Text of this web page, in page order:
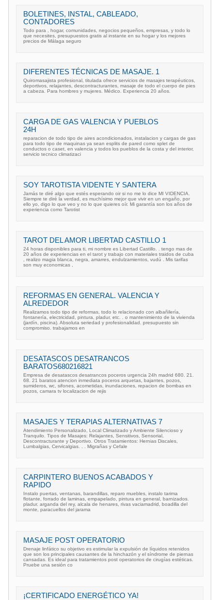
BOLETINES, INSTAL, CABLEADO,
CONTADORES
Todo para , hogar, comunidades, negocios pequeños, empresas, y todo lo
que necesites, presupuestos gratis al instante en su hogar y los mejores
precios de Málaga seguro
DIFERENTES TÉCNICAS DE MASAJE. 1
Quiromasajista profesional, titulada ofrece servicios de masajes terapéuticos,
deportivos, relajantes, descontracturantes, masaje de todo el cuerpo de pies
a cabeza. Para hombres y mujeres. Médico. Experiencia 20 años.
CARGA DE GAS VALENCIA Y PUEBLOS
24H
reparacion de todo tipo de aires acondicionados, instalacion y cargas de gas
para todo tipo de maquinas ya sean esplits de pared como splet de
conductos o caset, en valencia y todos los pueblos de la costa y del interior,
servicio tecnico climatizaci
SOY TAROTISTA VIDENTE Y SANTERA
Jamás te diré algo que estés esperando oir si no me lo dice MI VIDENCIA.
Siempre te diré la verdad, es muchísimo mejor que vivir en un engaño, por
ello yo, digo lo que veo y no lo que quieres oír. Mi garantía son los años de
experiencia como Tarotist
TAROT DEL AMOR LIBERTAD CASTILLO 1
24 horas disponibles para ti, mi nombre es Libertad Castillo. . tengo mas de
20 años de experiencias en el tarot y trabajo con materiales traidos de cuba
, realizo magia blanca, negra, amarres, endulzamientos, vudú . Mis tarifas
son muy economicas ,
REFORMAS EN GENERAL. VALENCIA Y
ALREDEDOR
Realizamos todo tipo de reformas, todo lo relacionado con albañilería,
fontanería, electricidad, pintura, pladur, etc. . o mantenimiento de la vivienda
(jardín, piscina). Absoluta seriedad y profesionalidad. presupuesto sin
compromiso. trabajamos en
DESATASCOS DESATRANCOS
BARATOS680216821
Empresa de desatascos desatrancos poceros urgencia 24h madrid 680. 21.
68. 21 baratos atencion inmediata poceros arquetas, bajantes, pozos,
sumideros, wc, sifones, acometidas, inundaciones, repacion de bombas en
pozos, camara tv localizacion de rejis
MASAJES Y TERAPIAS ALTERNATIVAS 7
Atendimiento Personalizado, Local Climatizado y Ambiente Silencioso y
Tranquilo. Tipos de Masajes: Relajantes, Sensitivos, Sensorial,
Descontracturante y Deportivo. Otros Tratamientos: Hernias Discales,
Lumbalgias, Cervicalgias. . . Migrañas y Cefale
CARPINTERO BUENOS ACABADOS Y
RAPIDO
Instalo puertas, ventanas, barandillas, reparo muebles, instalo tarima
flotante, forrado de laminas, empapelado, pintura en general, barnizados.
pladur. arganda del rey, alcala de henares, rivas vaciamadrid, boadilla del
monte, paracuellos del jarama
MASAJE POST OPERATORIO
Drenaje linfático su objetivo es estimular la expulsión de líquidos retenidos
que son los principales causantes de la hinchazón y el síndrome de piernas
cansadas. Es ideal para tratamientos post operatorios de cirugías estéticas.
Pruebe una sesión co
¡CERTIFICADO ENERGÉTICO YA!